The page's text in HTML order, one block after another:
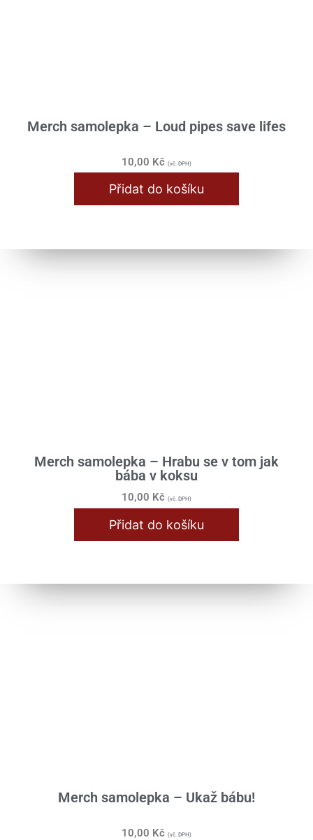
Merch samolepka – Loud pipes save lifes
10,00 Kč (vč. DPH)
Přidat do košíku
Merch samolepka – Hrabu se v tom jak
bába v koksu
10,00 Kč (vč. DPH)
Přidat do košíku
Merch samolepka – Ukaž bábu!
10,00 Kč (vč. DPH)